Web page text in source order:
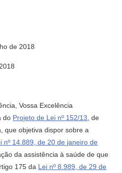
de 2018
Vossa Excelência
do Projeto de Lei nº 152/13 , de
que objetiva dispor sobre a
nº 14.889, de 20 de janeiro de
da assistência à saúde de que
175 da Lei nº 8.989, de 29 de